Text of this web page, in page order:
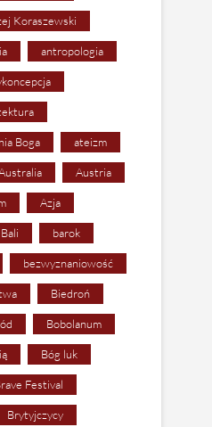
Koraszewski
antropologia
Boga ateizm
Austria
Azja
Bali barok
bezwyznaniowość
Biedroń
Bobolanum
Bóg luk
Festival
Brytyjczycy